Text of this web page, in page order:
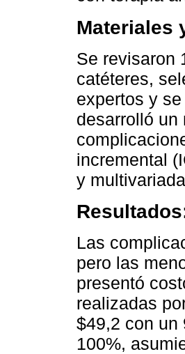
Materiales
Se revisaron
catéteres,
expertos y
desarrolló un
incremental
y
Las
pero las
presentó
realizadas
$49,2 con un
100%,